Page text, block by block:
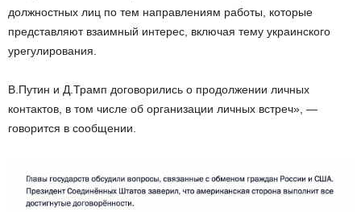
должностных лиц по тем направлениям работы, которые
представляют взаимный интерес, включая тему украинского
урегулирования.
В.Путин и Д.Трамп договорились о продолжении личных
контактов, в том числе об организации личных встреч», —
говорится в сообщении.